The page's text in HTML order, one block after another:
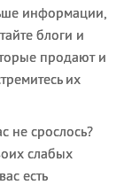
информации,
блоги и
продают и
их
не срослось?
слабых
есть